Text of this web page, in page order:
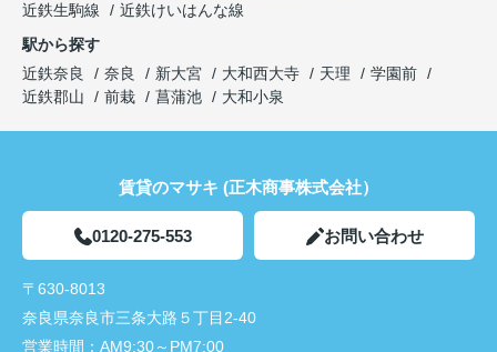
近鉄生駒線
近鉄けいはんな線
駅から探す
近鉄奈良
奈良 新大宮 大和西大寺 天理
学園前
近鉄郡山
前栽 菖蒲池 大和小泉
賃貸のマサキ (正木商事株式会社）
0120-275-553 お問い合わせ
〒630-8013
奈良県奈良市三条大路５丁目2-40
営業時間： AM9:30～PM7:00